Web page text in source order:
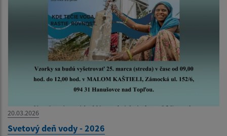
20.03.2026
Svetový deň vody - 2026